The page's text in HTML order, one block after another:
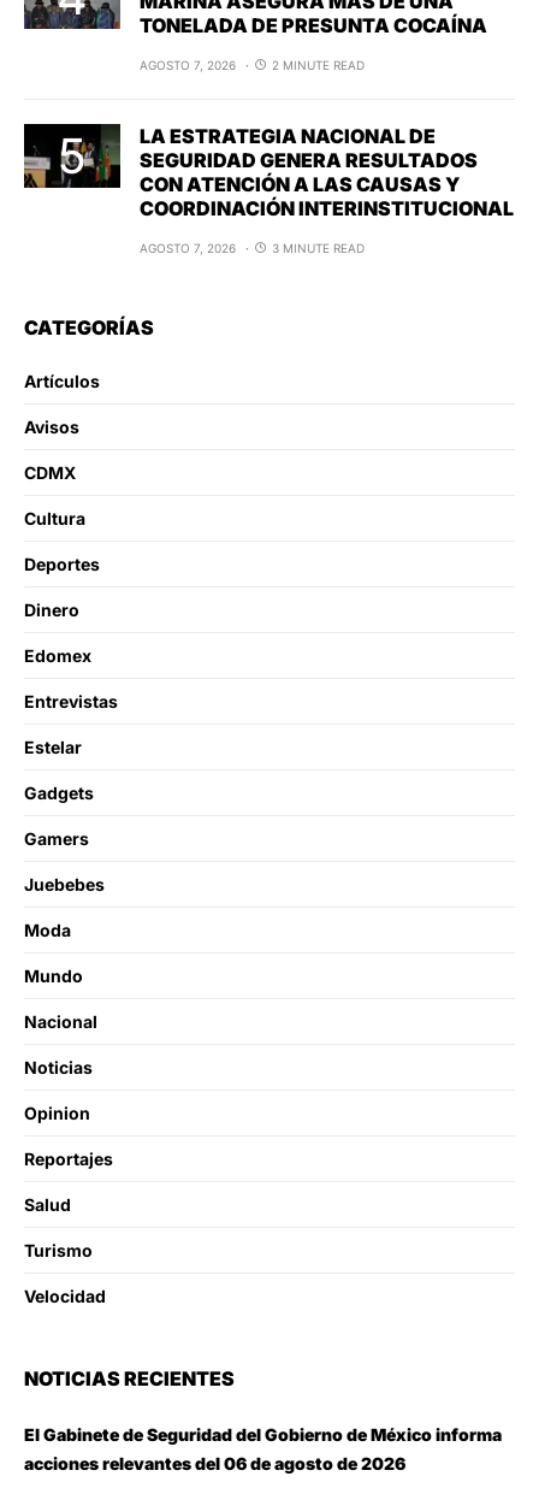
TONELADA DE PRESUNTA COCAÍNA
AGOSTO 7, 2026 2 MINUTE READ
LA ESTRATEGIA NACIONAL DE
SEGURIDAD GENERA RESULTADOS
CON ATENCIÓN A LAS CAUSAS Y
COORDINACIÓN INTERINSTITUCIONAL
AGOSTO 7, 2026 3 MINUTE READ
CATEGORÍAS
Artículos
Avisos
CDMX
Cultura
Deportes
Dinero
Edomex
Entrevistas
Estelar
Gadgets
Gamers
Juebebes
Moda
Mundo
Nacional
Noticias
Opinion
Reportajes
Salud
Turismo
Velocidad
NOTICIAS RECIENTES
El Gabinete de Seguridad del Gobierno de México informa
acciones relevantes del 06 de agosto de 2026